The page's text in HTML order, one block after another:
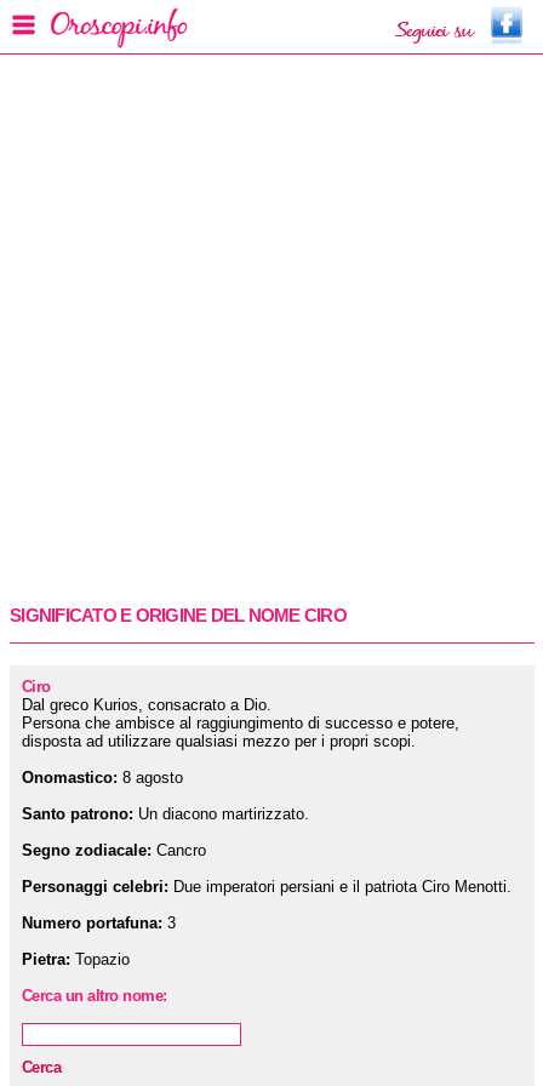
SIGNIFICATO E ORIGINE DEL NOME CIRO
Ciro
Dal greco Kurios, consacrato a Dio.
Persona che ambisce al raggiungimento di successo e potere,
disposta ad utilizzare qualsiasi mezzo per i propri scopi.
Onomastico: 8 agosto
Santo patrono: Un diacono martirizzato.
Segno zodiacale: Cancro
Personaggi celebri: Due imperatori persiani e il patriota Ciro Menotti.
Numero portafuna: 3
Pietra: Topazio
Cerca un altro nome:
Cerca